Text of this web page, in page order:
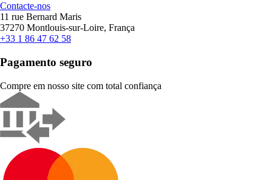
Contacte-nos
11 rue Bernard Maris
37270 Montlouis-sur-Loire, França
+33 1 86 47 62 58
Pagamento seguro
Compre em nosso site com total confiança